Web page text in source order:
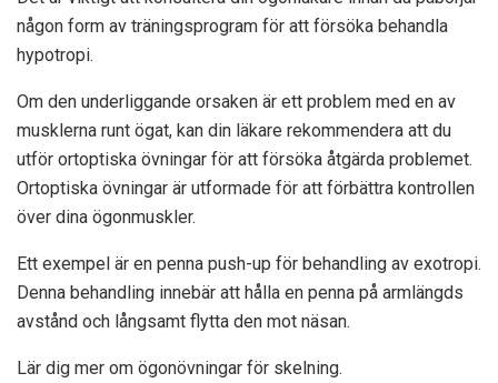
någon form av träningsprogram för att försöka behandla
hypotropi.
Om den underliggande orsaken är ett problem med en av
musklerna runt ögat, kan din läkare rekommendera att du
utför ortoptiska övningar för att försöka åtgärda problemet.
Ortoptiska övningar är utformade för att förbättra kontrollen
över dina ögonmuskler.
Ett exempel är en penna push-up för behandling av exotropi.
Denna behandling innebär att hålla en penna på armlängds
avstånd och långsamt flytta den mot näsan.
Lär dig mer om ögonövningar för skelning.